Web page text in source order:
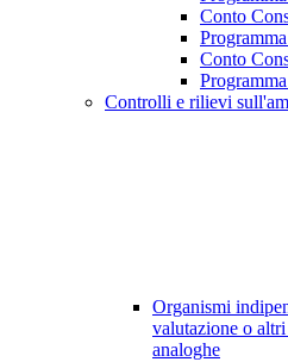
Conto
Conto
Controlli e rilievi
Organismi
valutazione o
analoghe